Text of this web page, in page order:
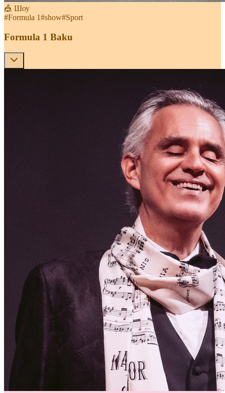
🎪 Шоу
#Formula 1#show#Sport
Formula 1 Baku